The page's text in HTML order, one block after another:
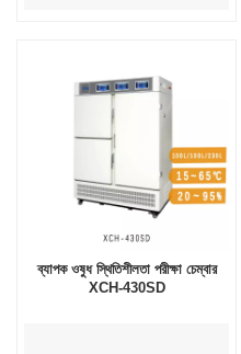
ব্যাপক ওষুধ স্থিতিশীলতা পরীক্ষা চেম্বার
XCH-430SD